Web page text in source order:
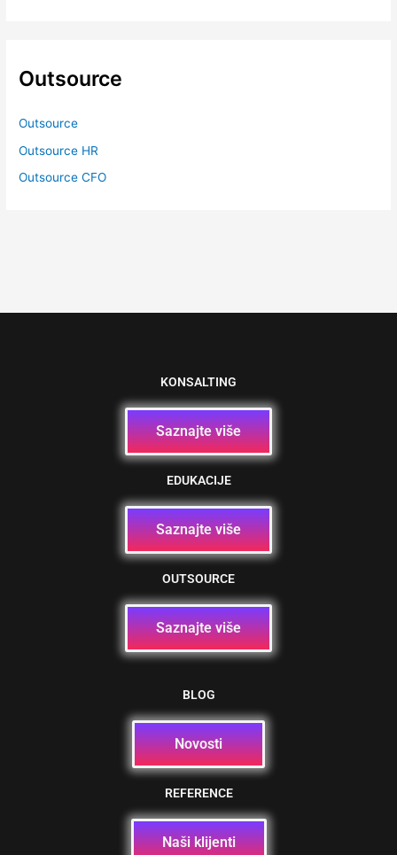
Outsource
Outsource
Outsource HR
Outsource CFO
KONSALTING
Saznajte više
EDUKACIJE
Saznajte više
OUTSOURCE
Saznajte više
BLOG
Novosti
REFERENCE
Naši klijenti